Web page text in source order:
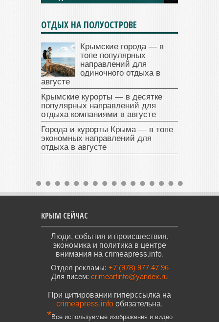
ОТДЫХ НА ПОЛУОСТРОВЕ
Крымские города — в
топе популярных
направлений для
одиночного отдыха в
августе
Крымские курорты — в десятке
популярных направлений для
отдыха компаниями в августе
Города и курорты Крыма — в топе
экономных направлений для
отдыха в августе
КРЫМ СЕЙЧАС
Люди, события и происшествия,
экономика и политика в центре
внимания на crimeapress.info.
Отдел рекламы: +7 (978) 977 47 96
Для писем: crimearfinfo@yandex.ru
При цитировании гиперссылка на
crimeapress.info обязательна.
*Все используемые изображения и видео